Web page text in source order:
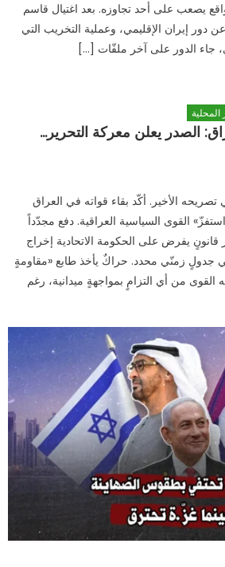
يصعب على أحد تجاوزه. بعد اغتيال قاسم
دور إيران الإقليمي، وعملية التخريب التي
جاء الدور على آخر ملفّات […]
المحلية
الصدر يعلن معركة التحرير…
الأخير. أكّد بقاء قواته في العراق
القوى السياسية العراقية. دفع مجدّداً
قانونٍ يفرض على الحكومة الاتحادية إخراج
في جدولٍ زمنّي محدد. حراكٌ يأخذ طابع «مقاومةٍ
القوى من أي التزامٍ بمواجهةٍ ميدانية، رغم